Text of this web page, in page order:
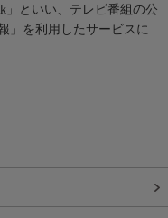
」といい、テレビ番組の公
」を利用したサービスに